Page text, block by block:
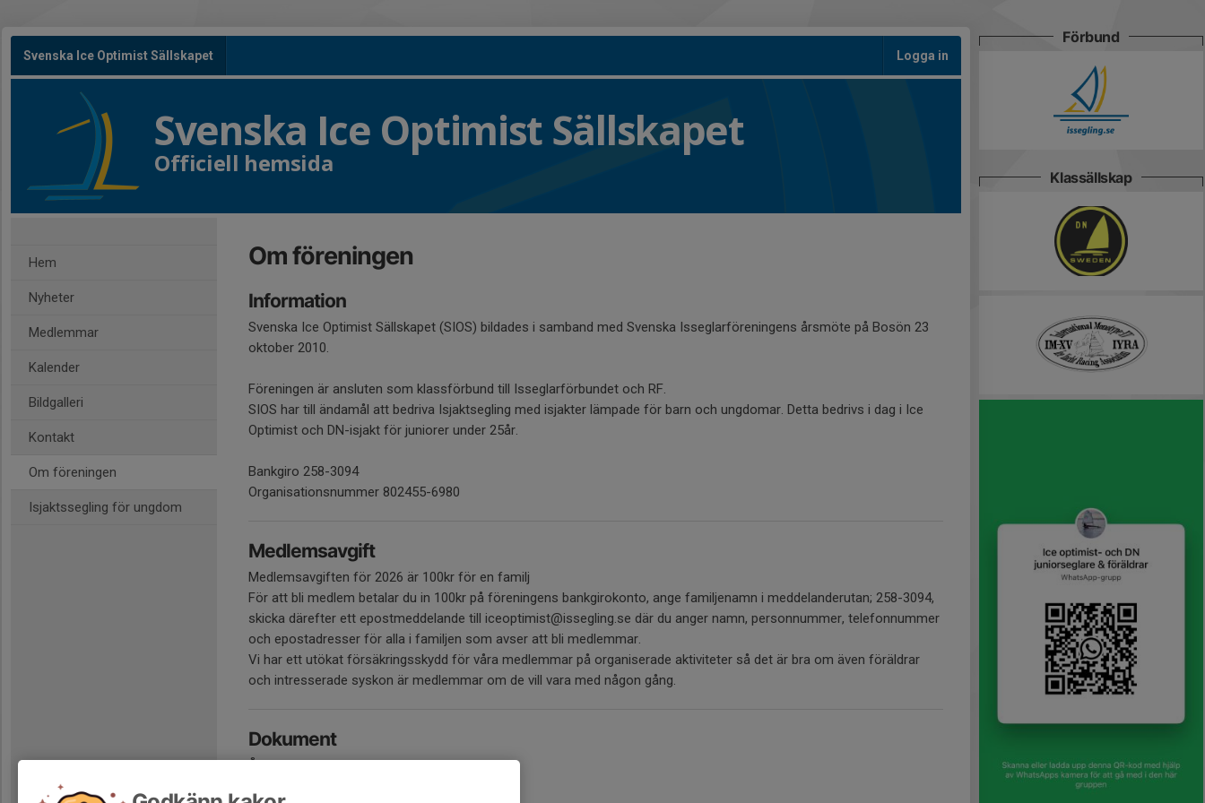
Svenska Ice Optimist Sällskapet Logga in
Svenska Ice Optimist Sällskapet
Officiell hemsida
Hem
Nyheter
Medlemmar
Kalender
Bildgalleri
Kontakt
Om föreningen
Isjaktssegling för ungdom
Om föreningen
Information
Svenska Ice Optimist Sällskapet (SIOS) bildades i samband med Svenska Isseglarföreningens årsmöte på Bosön 23
oktober 2010.
Föreningen är ansluten som klassförbund till Isseglarförbundet och RF.
SIOS har till ändamål att bedriva Isjaktsegling med isjakter lämpade för barn och ungdomar. Detta bedrivs i dag i Ice
Optimist och DN-isjakt för juniorer under 25år.
Bankgiro 258-3094
Organisationsnummer 802455-6980
Medlemsavgift
Medlemsavgiften för 2026 är 100kr för en familj
För att bli medlem betalar du in 100kr på föreningens bankgirokonto, ange familjenamn i meddelanderutan; 258-3094,
skicka därefter ett epostmeddelande till iceoptimist@issegling.se där du anger namn, personnummer, telefonnummer
och epostadresser för alla i familjen som avser att bli medlemmar.
Vi har ett utökat försäkringsskydd för våra medlemmar på organiserade aktiviteter så det är bra om även föräldrar
och intresserade syskon är medlemmar om de vill vara med någon gång.
Dokument
Årsmöteshandlingar
Förbund
Klassällskap